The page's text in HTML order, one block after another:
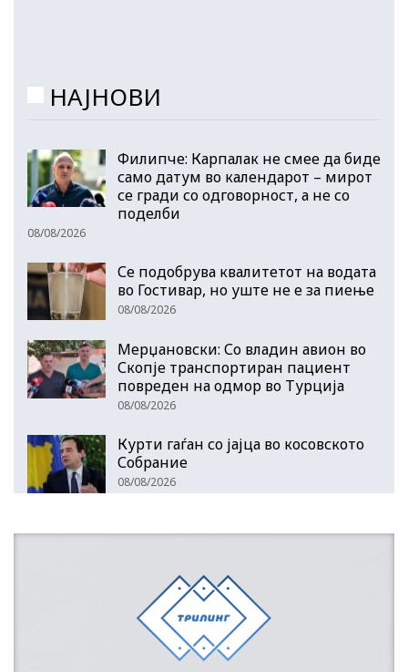
НАЈНОВИ
Филипче: Карпалак не смее да биде
само датум во календарот – мирот
се гради со одговорност, а не со
поделби
08/08/2026
Се подобрува квалитетот на водата
во Гостивар, но уште не е за пиење
08/08/2026
Мерџановски: Со владин авион во
Скопје транспортиран пациент
повреден на одмор во Турција
08/08/2026
Курти гаѓан со јајца во косовското
Собрание
08/08/2026